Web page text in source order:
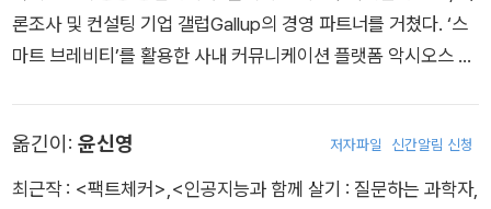
론조사 및 컨설팅 기업 갤럽Gallup의 경영 파트너를 거쳤다. ‘스
마트 브레비티’를 활용한 사내 커뮤니케이션 플랫폼 악시오스 H
옮긴이: 윤신영 저자파일 신간알림 신청
최근작 : <팩트체커> <인공지능과 함께 살기 : 질문하는 과학자,